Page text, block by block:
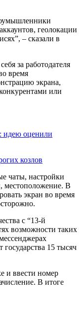
геолокации
– сказали в
за работодателя
время
экрана,
или
идею оценили
козлов
чаты, настройки
местоположение. В
экран во время
с “13-й
возможности таких
15 тысяч
и ввести номер
В итоге